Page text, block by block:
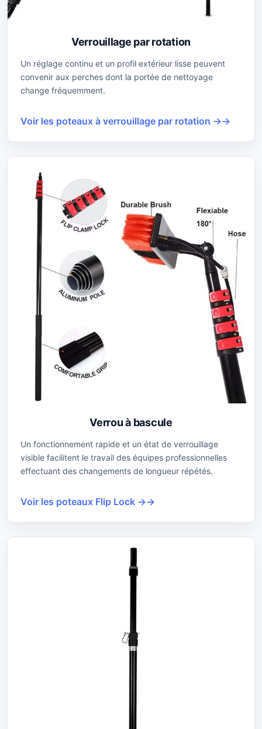
Verrouillage par rotation
Un réglage continu et un profil extérieur lisse peuvent
convenir aux perches dont la portée de nettoyage
change fréquemment.
Voir les poteaux à verrouillage par rotation →
Verrou à bascule
Un fonctionnement rapide et un état de verrouillage
visible facilitent le travail des équipes professionnelles
effectuant des changements de longueur répétés.
Voir les poteaux Flip Lock →